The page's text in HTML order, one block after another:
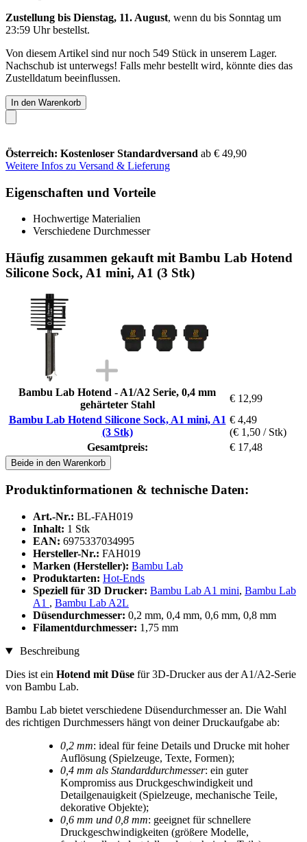
Zustellung bis Dienstag, 11. August, wenn du bis Sonntag um
23:59 Uhrbestellst.
Von diesem Artikel sind nur noch 549 Stück in unserem Lager.
Nachschub ist unterwegs! Falls mehr bestellt wird, könnte dies das
Zustelldatum beeinflussen.
In den Warenkorb
Österreich: Kostenloser Standardversand ab € 49,90
Weitere Infos zu Versand & Lieferung
Eigenschaften und Vorteile
Hochwertige Materialien
Verschiedene Durchmesser
Häufig zusammen gekauft mit Bambu Lab Hotend
Silicone Sock, A1 mini, A1 (3 Stk)
Bambu Lab Hotend - A1/A2 Serie, 0,4 mm
gehärteter Stahl
€ 12,99
Bambu Lab Hotend Silicone Sock, A1 mini, A1
(3 Stk)
€ 4,49
(€ 1,50 / Stk)
Gesamtpreis:
€ 17,48
Beide in den Warenkorb
Produktinformationen & technische Daten:
Art.-Nr.: BL-FAH019
Inhalt: 1 Stk
EAN: 6975337034995
Hersteller-Nr.: FAH019
Marken (Hersteller): Bambu Lab
Produktarten: Hot-Ends
Speziell für 3D Drucker: Bambu Lab A1 mini, Bambu Lab
A1 , Bambu Lab A2L
Düsendurchmesser: 0,2 mm, 0,4 mm, 0,6 mm, 0,8 mm
Filamentdurchmesser: 1,75 mm
Beschreibung
Dies ist ein Hotend mit Düse für 3D-Drucker aus der A1/A2-Serie
von Bambu Lab.
Bambu Lab bietet verschiedene Düsendurchmesser an. Die Wahl
des richtigen Durchmessers hängt von deiner Druckaufgabe ab:
0,2 mm: ideal für feine Details und Drucke mit hoher
Auflösung (Spielzeuge, Texte, Formen);
0,4 mm als Standarddurchmesser: ein guter
Kompromiss aus Druckgeschwindigkeit und
Detailgenauigkeit (Spielzeuge, mechanische Teile,
dekorative Objekte);
0,6 mm und 0,8 mm: geeignet für schnellere
Druckgeschwindigkeiten (größere Modelle,